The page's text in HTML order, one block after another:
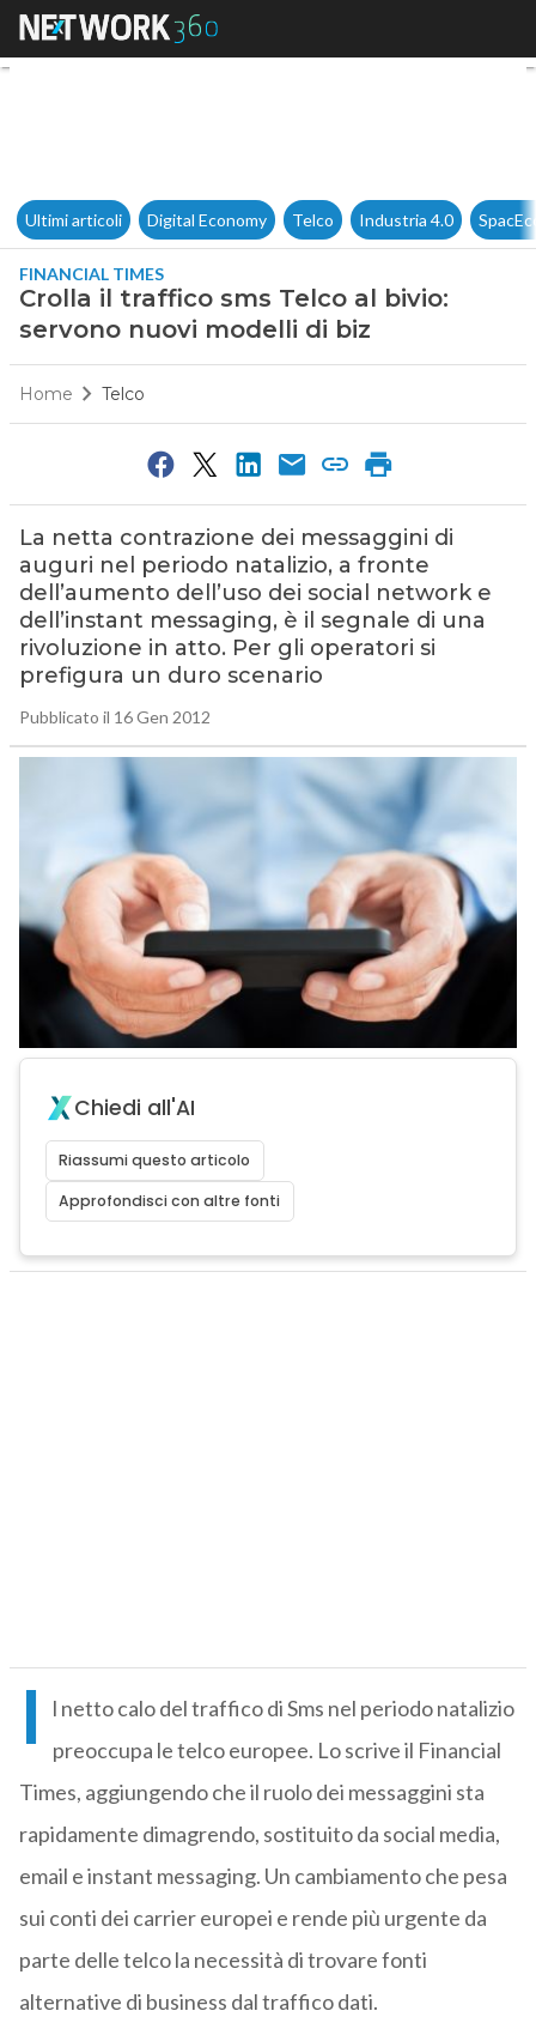
Crolla il traffico sms Telco al
Ultimi articoli Digital Economy Telco Industria 4.0
FINANCIAL TIMES
Crolla il traffico sms Telco al bivio:
servono nuovi modelli di biz
Home Telco
La netta contrazione dei messaggini di
auguri nel periodo natalizio, a fronte
dell’aumento dell’uso dei social network e
dell’instant messaging, è il segnale di una
rivoluzione in atto. Per gli operatori si
prefigura un duro scenario
Pubblicato il 16 Gen 2012
Chiedi all'AI
Riassumi questo articolo
Approfondisci con altre fonti
I
l netto calo del traffico di Sms nel periodo natalizio
preoccupa le telco europee. Lo scrive il Financial
Times, aggiungendo che il ruolo dei messaggini sta
rapidamente dimagrendo, sostituito da social media,
email e instant messaging. Un cambiamento che pesa
sui conti dei carrier europei e rende più urgente da
parte delle telco la necessità di trovare fonti
alternative di business dal traffico dati.